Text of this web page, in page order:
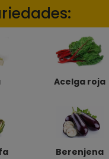
Acelga roja
Berenjena